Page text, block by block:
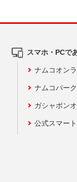
スマホ・PCで
ナムコオン
ナムコパー
ガシャポン
公式スマー